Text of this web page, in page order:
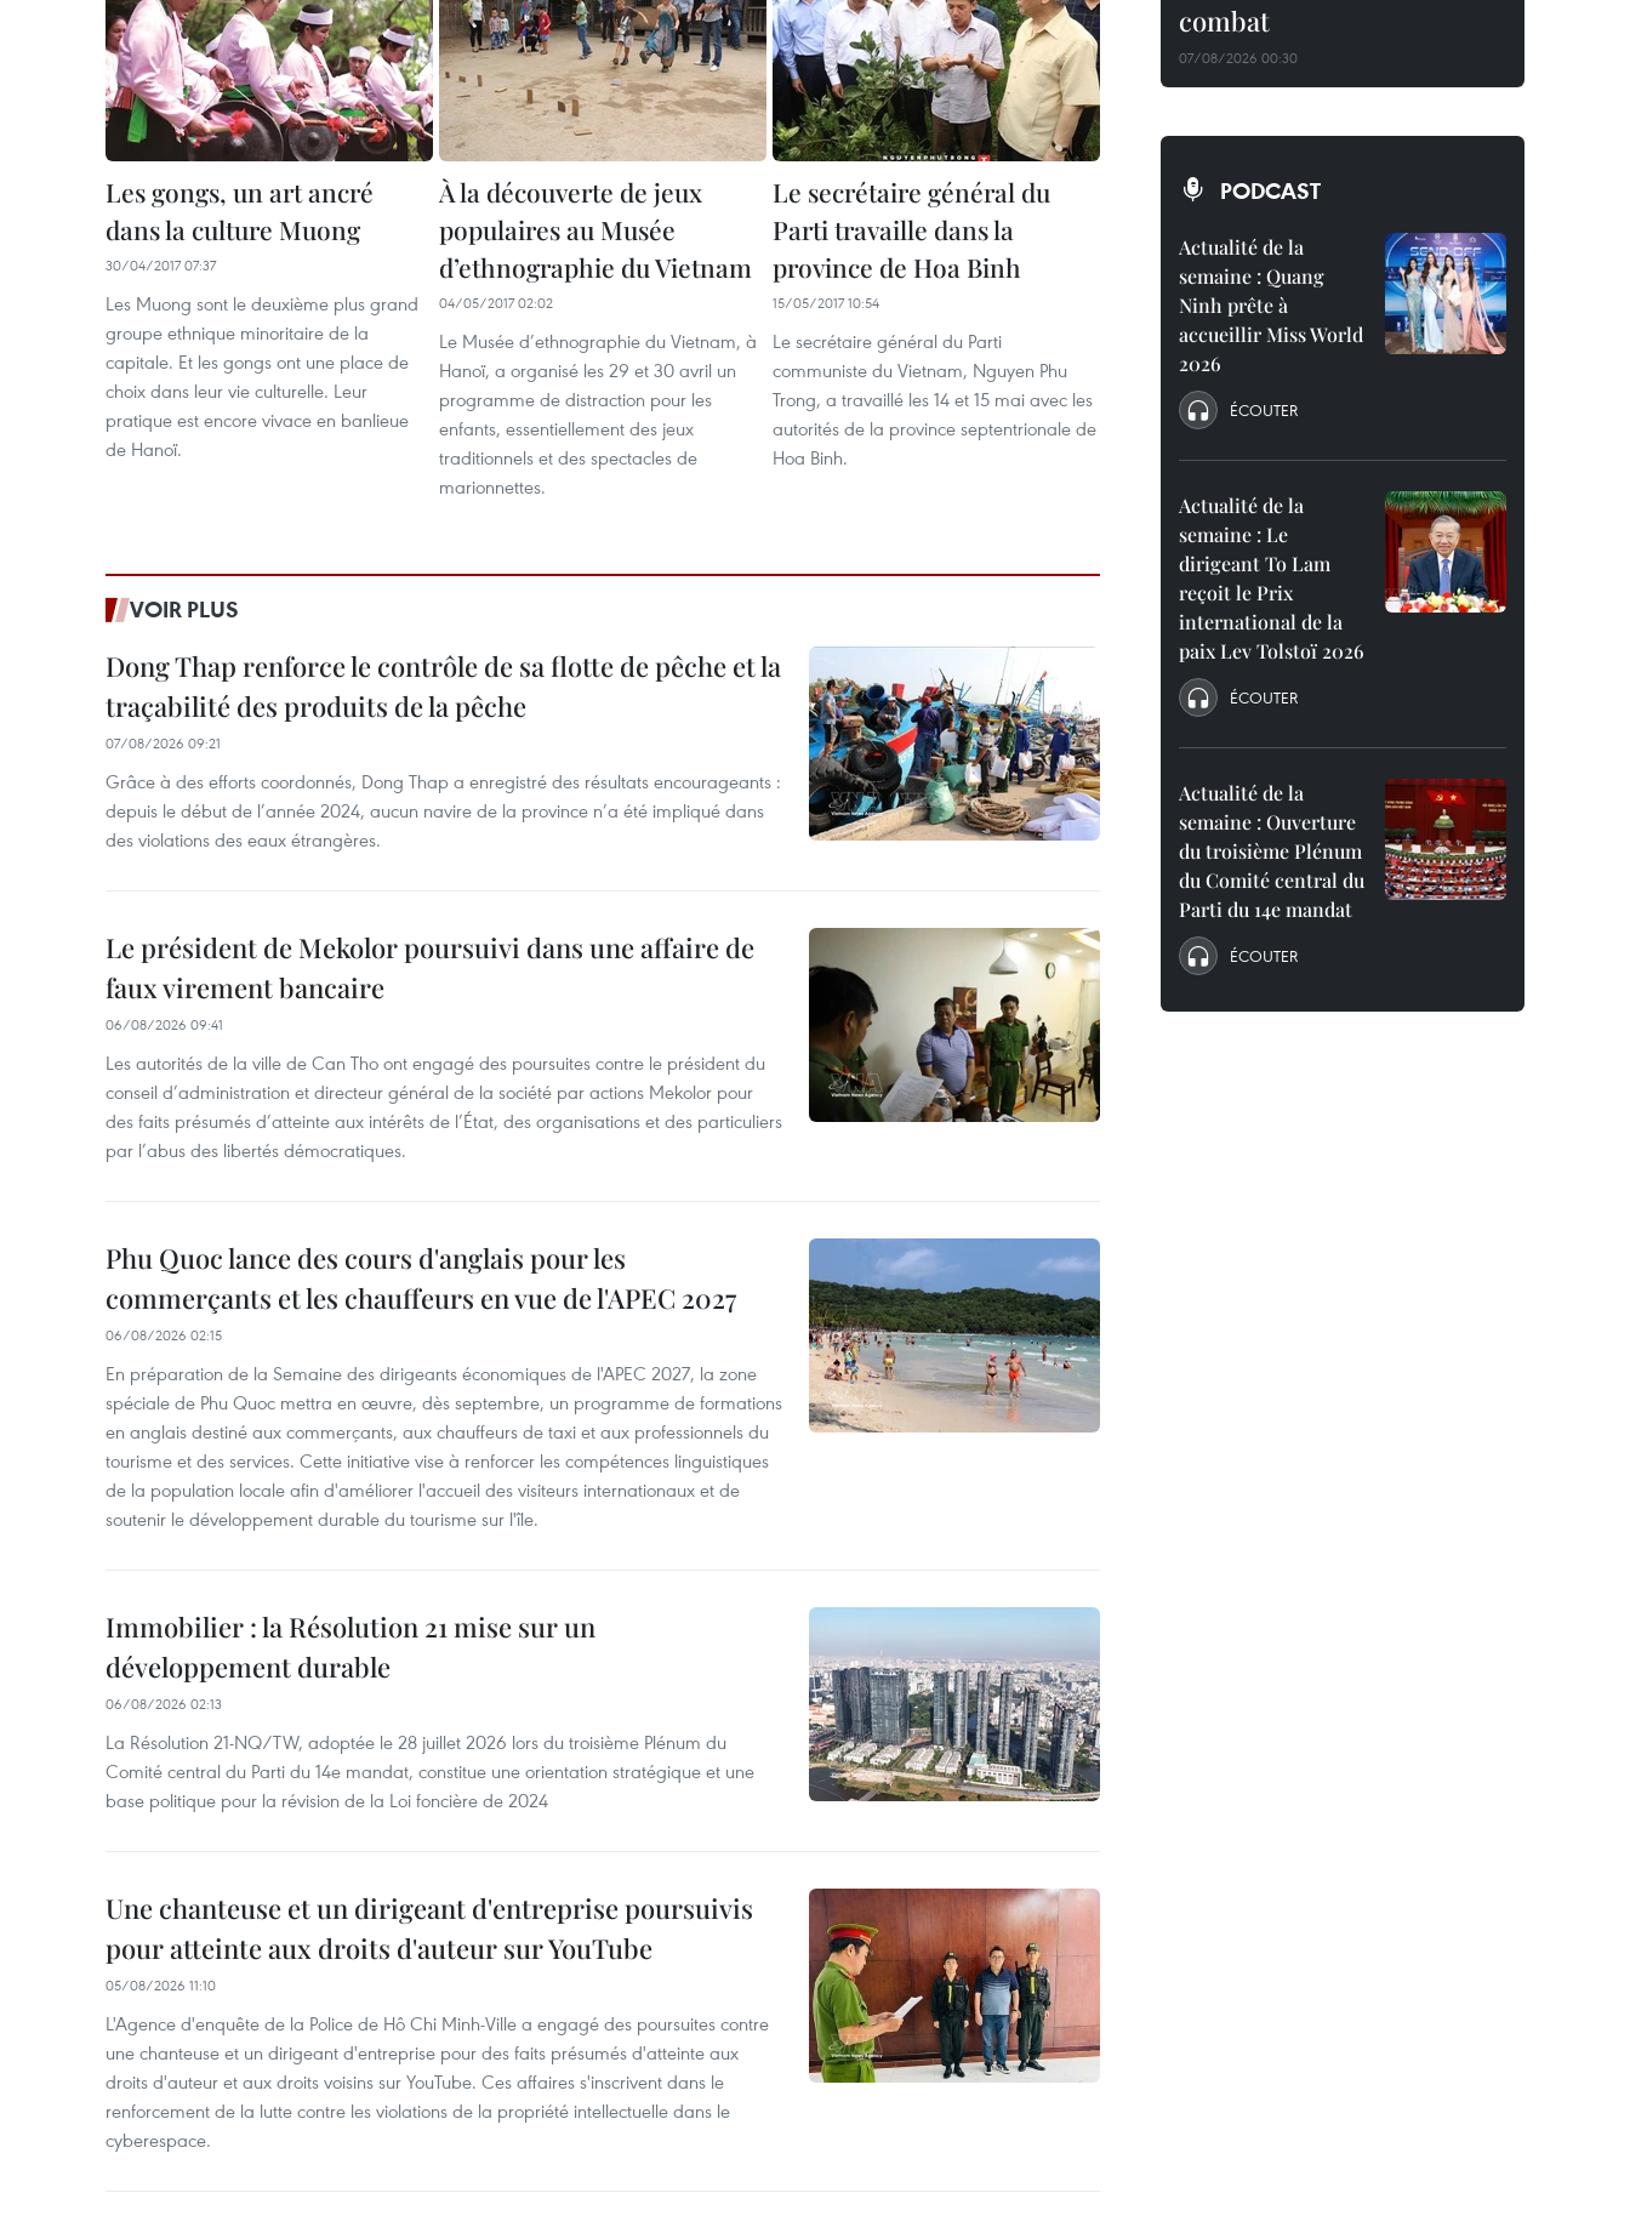
Les gongs, un art ancré
dans la culture Muong
30/04/2017 07:37
Les Muong sont le deuxième plus grand
groupe ethnique minoritaire de la
capitale. Et les gongs ont une place de
choix dans leur vie culturelle. Leur
pratique est encore vivace en banlieue
de Hanoï.
À la découverte de jeux
populaires au Musée
d’ethnographie du Vietnam
04/05/2017 02:02
Le Musée d’ethnographie du Vietnam, à
Hanoï, a organisé les 29 et 30 avril un
programme de distraction pour les
enfants, essentiellement des jeux
traditionnels et des spectacles de
marionnettes.
Le secrétaire général du
Parti travaille dans la
province de Hoa Binh
15/05/2017 10:54
Le secrétaire général du Parti
communiste du Vietnam, Nguyen Phu
Trong, a travaillé les 14 et 15 mai avec les
autorités de la province septentrionale de
Hoa Binh.
VOIR PLUS
Dong Thap renforce le contrôle de sa flotte de pêche et la
traçabilité des produits de la pêche
07/08/2026 09:21
Grâce à des efforts coordonnés, Dong Thap a enregistré des résultats encourageants :
depuis le début de l’année 2024, aucun navire de la province n’a été impliqué dans
des violations des eaux étrangères.
Le président de Mekolor poursuivi dans une affaire de
faux virement bancaire
06/08/2026 09:41
Les autorités de la ville de Can Tho ont engagé des poursuites contre le président du
conseil d’administration et directeur général de la société par actions Mekolor pour
des faits présumés d’atteinte aux intérêts de l’État, des organisations et des particuliers
par l’abus des libertés démocratiques.
Phu Quoc lance des cours d'anglais pour les
commerçants et les chauffeurs en vue de l'APEC 2027
06/08/2026 02:15
En préparation de la Semaine des dirigeants économiques de l'APEC 2027, la zone
spéciale de Phu Quoc mettra en œuvre, dès septembre, un programme de formations
en anglais destiné aux commerçants, aux chauffeurs de taxi et aux professionnels du
tourisme et des services. Cette initiative vise à renforcer les compétences linguistiques
de la population locale afin d'améliorer l'accueil des visiteurs internationaux et de
soutenir le développement durable du tourisme sur l'île.
Immobilier : la Résolution 21 mise sur un
développement durable
06/08/2026 02:13
La Résolution 21-NQ/TW, adoptée le 28 juillet 2026 lors du troisième Plénum du
Comité central du Parti du 14e mandat, constitue une orientation stratégique et une
base politique pour la révision de la Loi foncière de 2024
Une chanteuse et un dirigeant d'entreprise poursuivis
pour atteinte aux droits d'auteur sur YouTube
05/08/2026 11:10
L'Agence d'enquête de la Police de Hô Chi Minh-Ville a engagé des poursuites contre
une chanteuse et un dirigeant d'entreprise pour des faits présumés d'atteinte aux
droits d'auteur et aux droits voisins sur YouTube. Ces affaires s'inscrivent dans le
renforcement de la lutte contre les violations de la propriété intellectuelle dans le
cyberespace.
combat
07/08/2026 00:30
PODCAST
Actualité de la
semaine : Quang
Ninh prête à
accueillir Miss World
2026
ÉCOUTER
Actualité de la
semaine : Le
dirigeant To Lam
reçoit le Prix
international de la
paix Lev Tolstoï 2026
ÉCOUTER
Actualité de la
semaine : Ouverture
du troisième Plénum
du Comité central du
Parti du 14e mandat
ÉCOUTER